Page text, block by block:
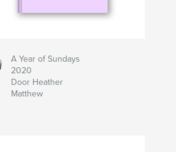
A Year of Sundays
2020
Door Heather
Matthew